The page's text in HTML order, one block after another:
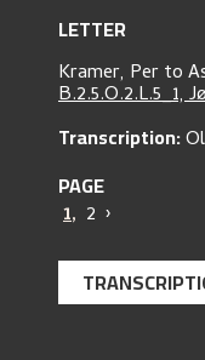
LETTER
Kramer, Perto
B.2.5.O.2.L.5_1,
Transcription:
PAGE
1, 2 ›